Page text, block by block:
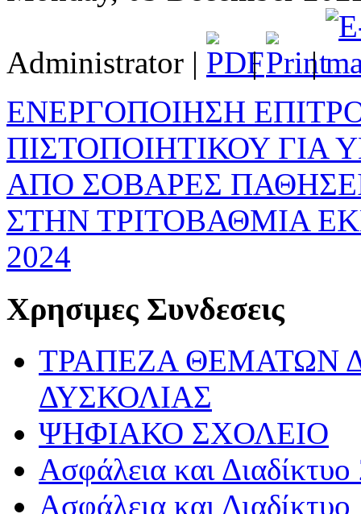
Administrator | |
|
ΕΝΕΡΓΟΠΟΙΗΣΗ
ΠΙΣΤΟΠΟΙΗΤΙΚΟΥ
ΑΠΟ ΣΟΒΑΡΕΣ
ΣΤΗΝ ΤΡΙΤΟΒΑΘΜΙΑ
2024
Χρησιμες Συνδεσεις
ΤΡΑΠΕΖΑ ΘΕΜΑΤΩΝ
ΔΥΣΚΟΛΙΑΣ
ΨΗΦΙΑΚΟ ΣΧΟΛΕΙΟ
Ασφάλεια και Διαδίκτυο
Ασφάλεια και Διαδίκτυο